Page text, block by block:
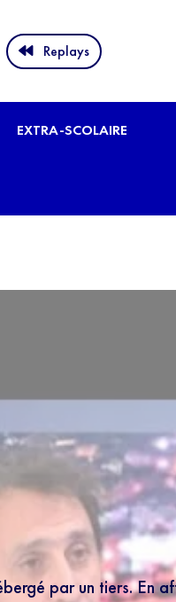
Replays
EXTRA-SCOLAIRE
par un tiers. En